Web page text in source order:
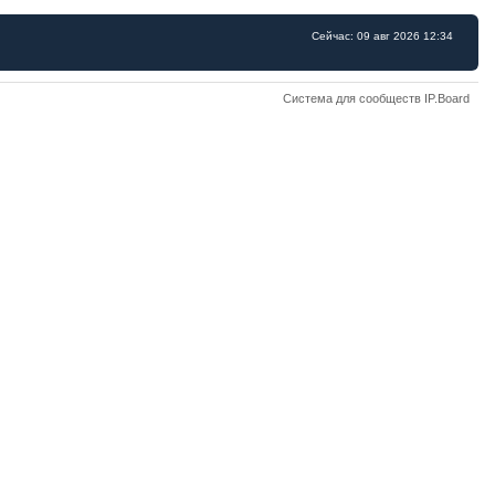
Сейчас: 09 авг 2026 12:34
Система для сообществ IP.Board